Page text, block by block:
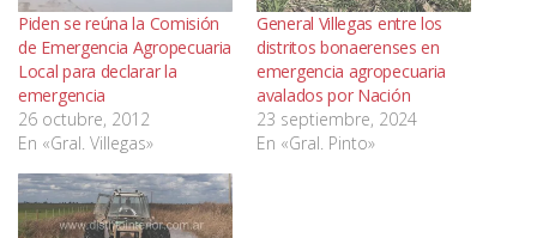
Piden se reúna la Comisión
de Emergencia Agropecuaria
Local para declarar la
emergencia
26 octubre, 2012
En «Gral. Villegas»
General Villegas entre los
distritos bonaerenses en
emergencia agropecuaria
avalados por Nación
23 septiembre, 2024
En «Gral. Pinto»